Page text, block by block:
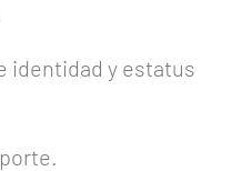
identidad y estatus